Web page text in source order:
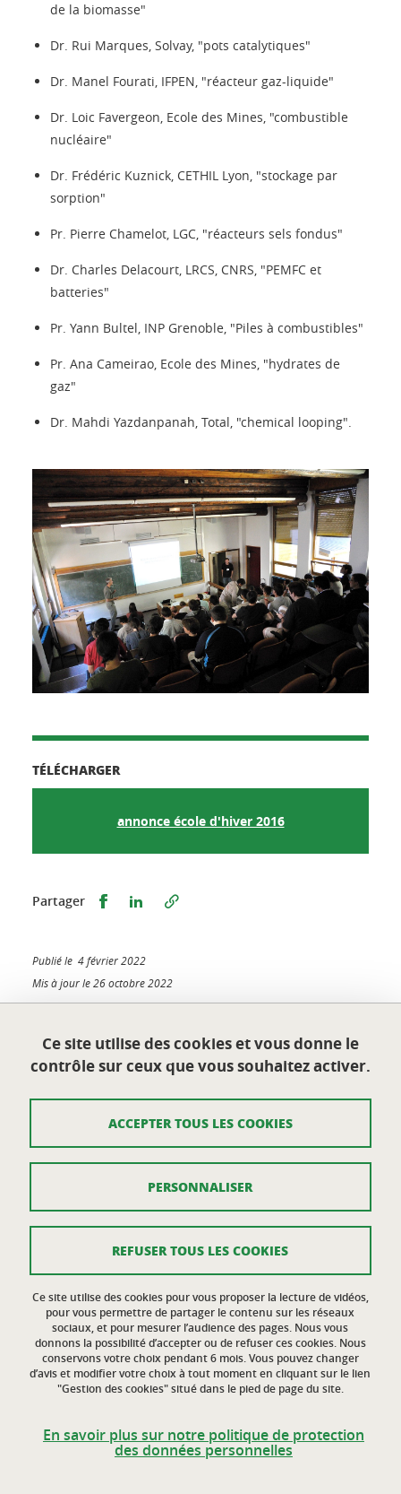
de la biomasse"
Dr. Rui Marques, Solvay, "pots catalytiques"
Dr. Manel Fourati, IFPEN, "réacteur gaz-liquide"
Dr. Loic Favergeon, Ecole des Mines, "combustible
nucléaire"
Dr. Frédéric Kuznick, CETHIL Lyon, "stockage par
sorption"
Pr. Pierre Chamelot, LGC, "réacteurs sels fondus"
Dr. Charles Delacourt, LRCS, CNRS, "PEMFC et
batteries"
Pr. Yann Bultel, INP Grenoble, "Piles à combustibles"
Pr. Ana Cameirao, Ecole des Mines, "hydrates de
gaz"
Dr. Mahdi Yazdanpanah, Total, "chemical looping".
TÉLÉCHARGER
annonce école d'hiver 2016
Partager Partager sur Facebook
Partager sur LinkedIn
Publié le 4 février 2022
Mis à jour le 26 octobre 2022
Siège social
2, avenue Blaise Pascal,
63170 Aubière
Mentions légales
Données personnelles
Plan du site
Gestion des cookies
Ce site utilise des cookies et vous donne le
contrôle sur ceux que vous souhaitez activer.
Ce site utilise des cookies pour vous proposer la lecture de vidéos,
pour vous permettre de partager le contenu sur les réseaux
sociaux, et pour mesurer l’audience des pages. Nous vous
donnons la possibilité d’accepter ou de refuser ces cookies. Nous
conservons votre choix pendant 6 mois. Vous pouvez changer
d’avis et modifier votre choix à tout moment en cliquant sur le lien
"Gestion des cookies" situé dans le pied de page du site.
En savoir plus sur notre politique de protection
des données personnelles
ACCEPTER TOUS LES COOKIES
REFUSER TOUS LES COOKIES
PERSONNALISER